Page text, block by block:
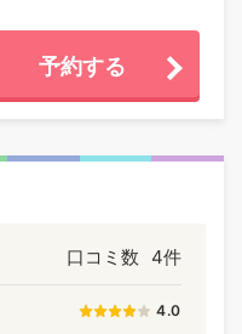
予約する
口コミ数 4件
4.0